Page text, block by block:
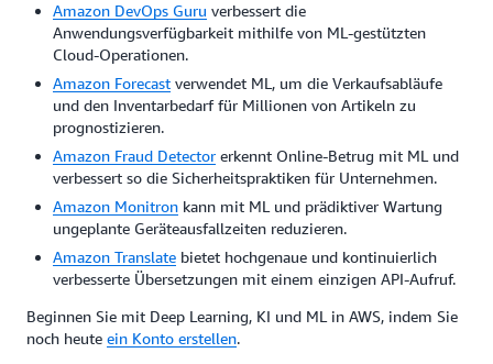
Amazon DevOps Guru verbessert die
Anwendungsverfügbarkeit mithilfe von ML-gestützten
Cloud-Operationen.
Amazon Forecast verwendet ML, um die Verkaufsabläufe
und den Inventarbedarf für Millionen von Artikeln zu
prognostizieren.
Amazon Fraud Detector erkennt Online-Betrug mit ML und
verbessert so die Sicherheitspraktiken für Unternehmen.
Amazon Monitron kann mit ML und prädiktiver Wartung
ungeplante Geräteausfallzeiten reduzieren.
Amazon Translate bietet hochgenaue und kontinuierlich
verbesserte Übersetzungen mit einem einzigen API-Aufruf.
Beginnen Sie mit Deep Learning, KI und ML in AWS, indem Sie
noch heute ein Konto erstellen.